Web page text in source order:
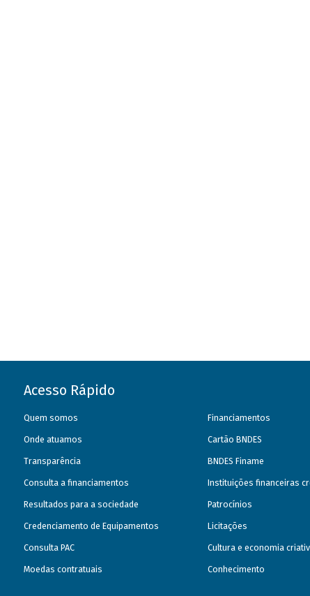
Acesso Rápido
Quem somos
Onde atuamos
Transparência
Consulta a financiamentos
Resultados para a sociedade
Credenciamento de Equipamentos
Consulta PAC
Moedas contratuais
Financiamentos
Cartão BNDES
BNDES Finame
Instituições financeiras
Patrocínios
Licitações
Cultura e economia
Conhecimento